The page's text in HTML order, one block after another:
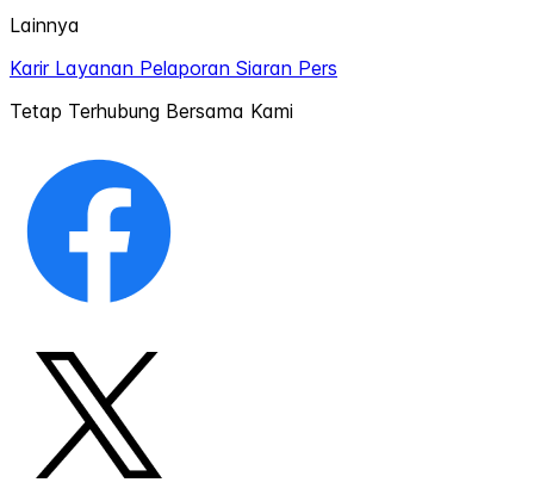
Lainnya
Karir Layanan Pelaporan Siaran Pers
Tetap Terhubung Bersama Kami